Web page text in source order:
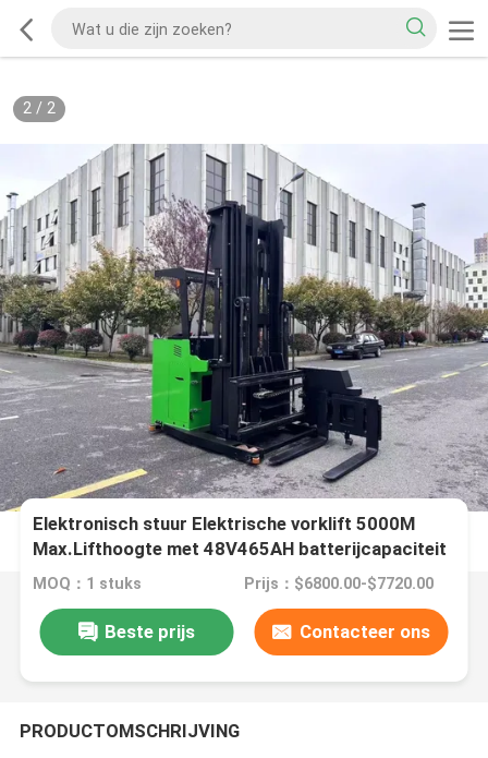
2/ 2
Elektronisch stuur Elektrische vorklift 5000M
Max.Lifthoogte met 48V465AH batterijcapaciteit
MOQ：1 stuks Prijs：$6800.00-$7720.00
Beste prijs Contacteer ons
PRODUCTOMSCHRIJVING